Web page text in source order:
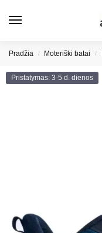
Pradžia / Moteriški batai /
Pristatymas: 3-5 d. dienos